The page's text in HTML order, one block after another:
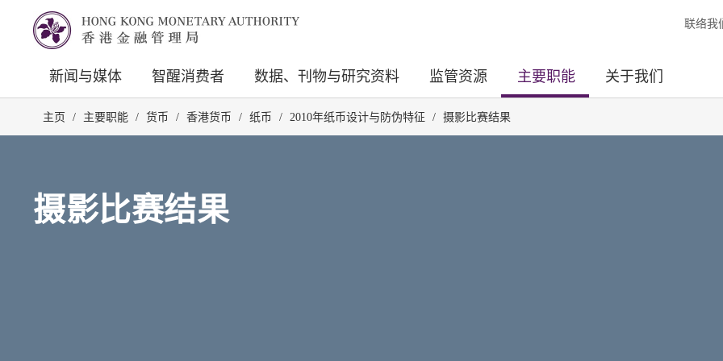
联络我
新闻与媒体 智醒消费者 数据、刊物与研究资料 监管资源 主要职能 关于我们
主页 / 主要职能 / 货币 / 香港货币 / 纸币 / 2010年纸币设计与防伪特征 / 摄影比赛结果
摄影比赛结果